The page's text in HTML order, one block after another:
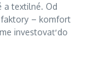
a textilné. Od
faktory – komfort
investovať do